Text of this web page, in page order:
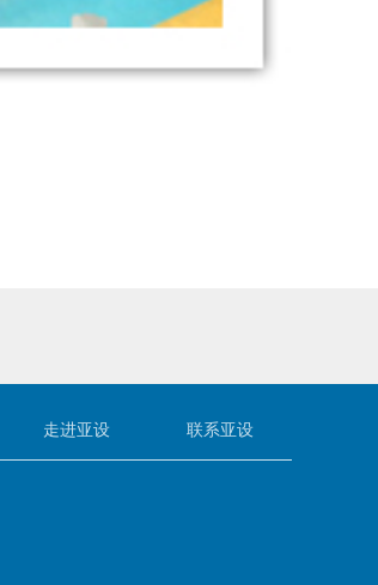
走进亚设 联系亚设